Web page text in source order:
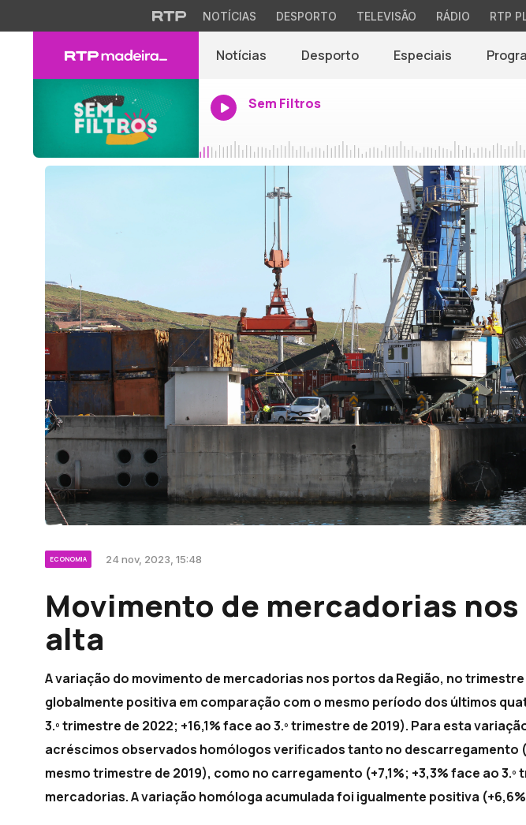
NOTÍCIAS DESPORTO TELEVISÃO RÁDIO RTP
Notícias Desporto Especiais
Sem Filtros
ECONOMIA 24 nov, 2023, 15:48
Movimento de mercadorias
alta
A variação do movimento de mercadorias nos portos da Região, no
globalmente positiva em comparação com o mesmo período dos últimos
3.º trimestre de 2022; +16,1% face ao 3.º trimestre de 2019). Para esta
acréscimos observados homólogos verificados tanto no descarregamento
mesmo trimestre de 2019), como no carregamento (+7,1%; +3,3% face ao 3.º
mercadorias. A variação homóloga acumulada foi igualmente positiva